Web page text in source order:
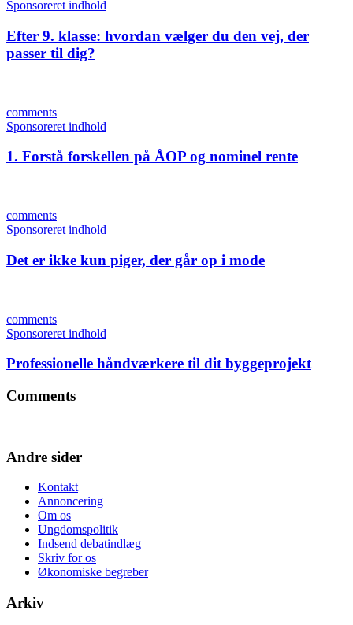
Sponsoreret indhold
Efter 9. klasse: hvordan vælger du den vej, der
passer til dig?
comments
Sponsoreret indhold
1. Forstå forskellen på ÅOP og nominel rente
comments
Sponsoreret indhold
Det er ikke kun piger, der går op i mode
comments
Sponsoreret indhold
Professionelle håndværkere til dit byggeprojekt
Comments
Andre sider
Kontakt
Annoncering
Om os
Ungdomspolitik
Indsend debatindlæg
Skriv for os
Økonomiske begreber
Arkiv